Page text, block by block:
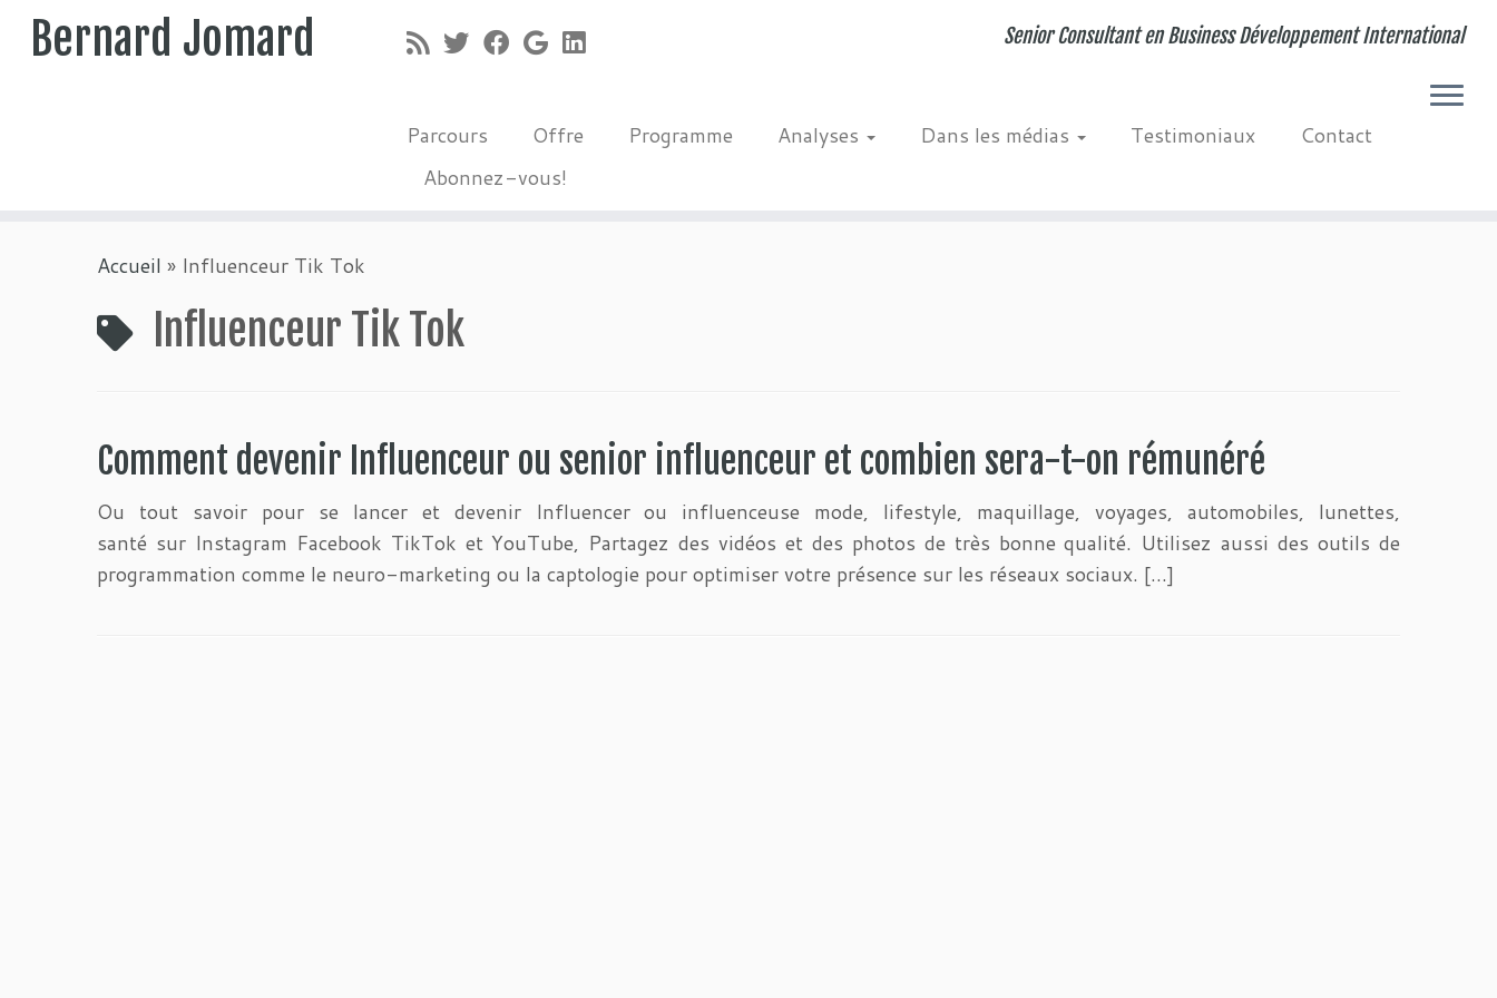
Bernard Jomard Senior Consultant en Business Développement International
Parcours Offre Programme Analyses Dans les médias Testimoniaux
Contact
Abonnez-vous!
Accueil » Influenceur Tik Tok
Influenceur Tik Tok
Comment devenir Influenceur ou senior influenceur et combien sera-t-on rémunéré
Ou tout savoir pour se lancer et devenir Influencer ou influenceuse mode, lifestyle, maquillage, voyages, automobiles, lunettes,
santé sur Instagram Facebook TikTok et YouTube, Partagez des vidéos et des photos de très bonne qualité. Utilisez aussi des outils de
programmation comme le neuro-marketing ou la captologie pour optimiser votre présence sur les réseaux sociaux. […]